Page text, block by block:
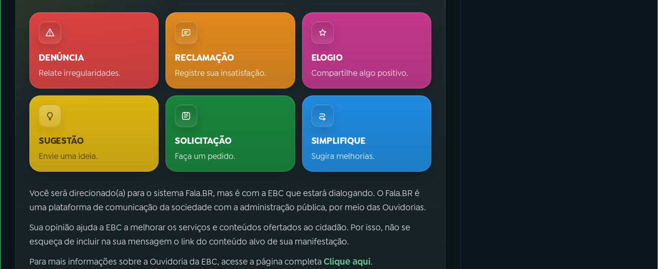
DENÚNCIA
Relate irregularidades.
RECLAMAÇÃO
Registre sua insatisfação.
ELOGIO
Compartilhe algo positivo.
SUGESTÃO
Envie uma ideia.
SOLICITAÇÃO
Faça um pedido.
SIMPLIFIQUE
Sugira melhorias.
Você será direcionado(a) para o sistema Fala.BR, mas é com a EBC que estará dialogando. O Fala.BR é
uma plataforma de comunicação da sociedade com a administração pública, por meio das Ouvidorias.
Sua opinião ajuda a EBC a melhorar os serviços e conteúdos ofertados ao cidadão. Por isso, não se
esqueça de incluir na sua mensagem o link do conteúdo alvo de sua manifestação.
Para mais informações sobre a Ouvidoria da EBC, acesse a página completaClique aqui.